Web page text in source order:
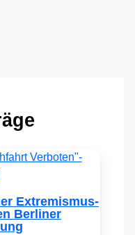
Extremismus-
Berliner